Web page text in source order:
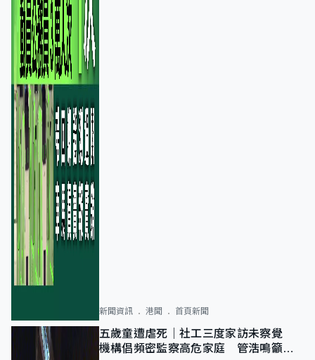
新聞資訊 港聞 首頁新聞
五歲童遭虐死｜社工三度家訪未察覺
機構倡頻密監察高危家庭 管浩鳴籲加